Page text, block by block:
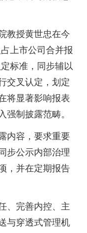
教授黄世忠在今
上市公司合并报
标准，同步辅以
交叉认定，划定
将显著影响报表
强制披露范畴。
内容，要求重要
步公示内部治理
，并在定期报告
、完善内控、主
与穿透式管理机